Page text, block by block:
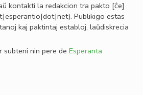
kontakti la redakcion tra pakto [ĉe]
. Publikigo estas
kaj paktintaj establoj, laŭdiskrecia
subteni nin pere de Esperanta